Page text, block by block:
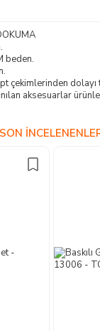
beden.
çekimlerinden dolayı
aksesuarlar
SON